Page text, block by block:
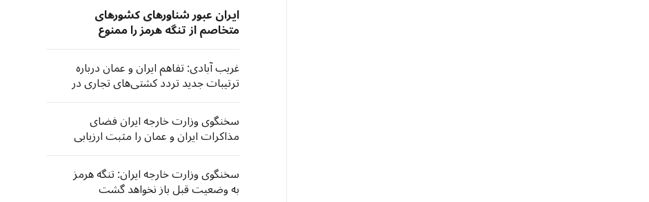
ایران عبور شناورهای کشورهای
متخاصم از تنگه هرمز را ممنوع
می‌کند
غریب آبادی: تفاهم ایران و عمان درباره
ترتیبات جدید تردد کشتی‌های تجاری در
تنگه هرمز به مرحله نهایی نزدیک شد
سخنگوی وزارت خارجه ایران فضای
مذاکرات ایران و عمان را مثبت ارزیابی
کرد
سخنگوی وزارت خارجه ایران: تنگه هرمز
به وضعیت قبل باز نخواهد گشت